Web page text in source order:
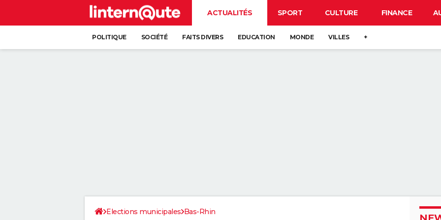
ACTUALITÉS SPORT CULTURE FINANCE
POLITIQUE SOCIÉTÉ FAITS DIVERS EDUCATION MONDE VILLES +
Elections municipales Bas-Rhin